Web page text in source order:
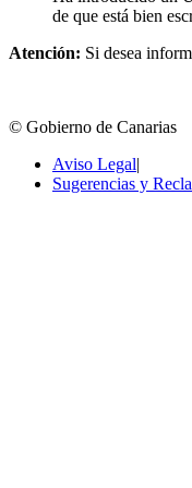
de que está bien
Atención: Si desea
© Gobierno de Canarias
Aviso Legal|
Sugerencias y